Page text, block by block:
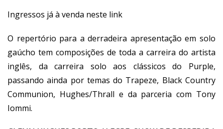
Ingressos já à venda neste link
O repertório para a derradeira apresentação em solo
gaúcho tem composições de toda a carreira do artista
inglês, da carreira solo aos clássicos do Purple,
passando ainda por temas do Trapeze, Black Country
Communion, Hughes/Thrall e da parceria com Tony
Iommi.